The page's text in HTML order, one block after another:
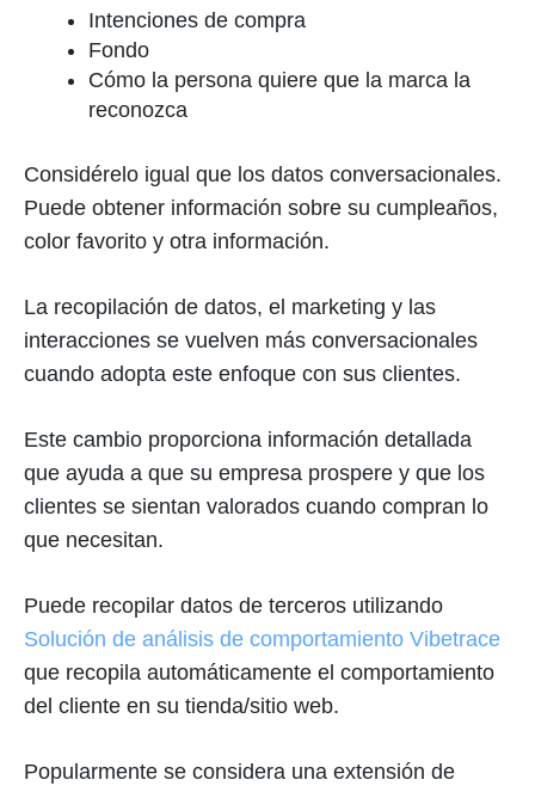
Intenciones de compra
Fondo
Cómo la persona quiere que la marca la
reconozca
Considérelo igual que los datos conversacionales.
Puede obtener información sobre su cumpleaños,
color favorito y otra información.
La recopilación de datos, el marketing y las
interacciones se vuelven más conversacionales
cuando adopta este enfoque con sus clientes.
Este cambio proporciona información detallada
que ayuda a que su empresa prospere y que los
clientes se sientan valorados cuando compran lo
que necesitan.
Puede recopilar datos de terceros utilizando
Solución de análisis de comportamiento Vibetrace
que recopila automáticamente el comportamiento
del cliente en su tienda/sitio web.
Popularmente se considera una extensión de